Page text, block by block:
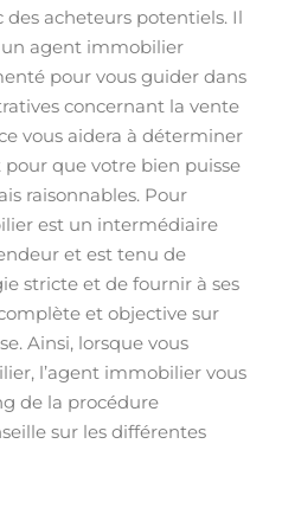
acheteurs potentiels. Il
agent immobilier
pour vous guider dans
concernant la vente
vous aidera à déterminer
que votre bien puisse
raisonnables. Pour
est un intermédiaire
et est tenu de
stricte et de fournir à ses
et objective sur
Ainsi, lorsque vous
l’agent immobilier vous
de la procédure
sur les différentes